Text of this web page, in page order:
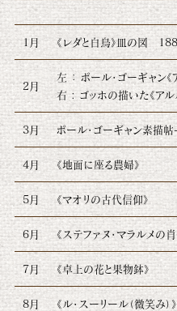
1月 《レダと白鳥》皿の図
2月
左 ： ポール・ゴーギャン
右 : ゴッホの描いた《アル
3月 ポール・ゴーギャン素描
4月 《地面に座る農婦》
5月 《マオリの古代信仰》
6月 《ステファヌ・マラルメの肖
7月 《卓上の花と果物鉢》
8月 《ル・スーリール（微笑み）